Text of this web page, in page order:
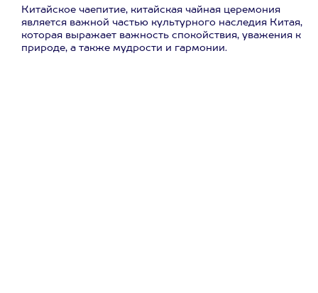
Китайское чаепитие, китайская чайная церемония
является важной частью культурного наследия Китая,
которая выражает важность спокойствия, уважения к
природе, а также мудрости и гармонии.